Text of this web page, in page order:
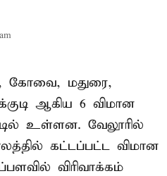
கோவை, மதுரை,
ஆகிய 6 விமான
உள்ளன. வேலூரில்
கட்டப்பட்ட விமான
விரிவாக்கம்